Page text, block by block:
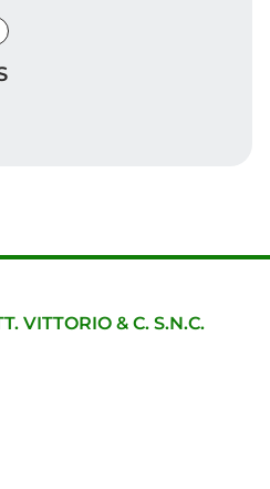
VITTORIO & C. S.N.C.